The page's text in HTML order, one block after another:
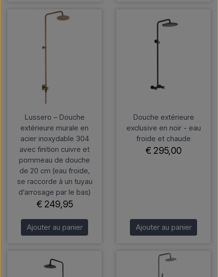
Lussero – Douche
extérieure murale en
acier inoxydable 304
avec finition cuivre et
pommeau de douche
de 20 cm (eau froide,
se raccorde à un tuyau
d’arrosage par le bas)
€ 249,95
Ajouter au panier
Douche extérieure
exclusive en noir - eau
froide et chaude
€ 295,00
Ajouter au panier